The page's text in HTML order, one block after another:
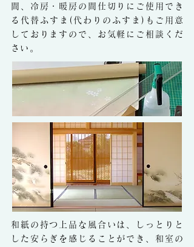
間、冷房・暖房の間仕切りにご使用でき
る代替ふすま(代わりのふすま)もご用意
しておりますので、お気軽にご相談くだ
さい。
和紙の持つ上品な風合いは、しっとりと
した安らぎを感じることができ、和室の